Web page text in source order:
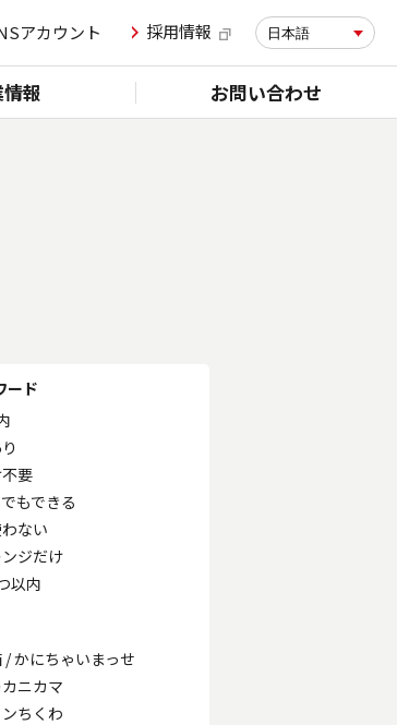
アカウント 採用情報 日本語
報 お問い合わせ
ード
要
もできる
ない
ジだけ
以内
/ かにちゃいまっせ
ニカマ
ちくわ